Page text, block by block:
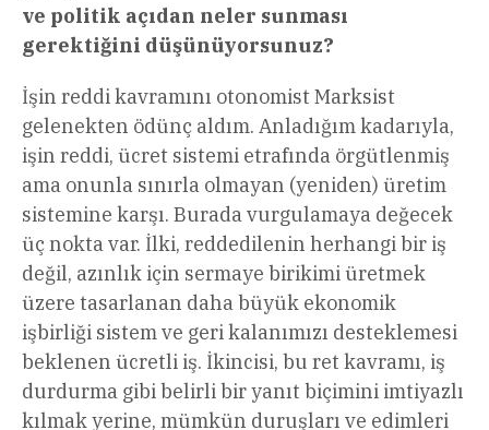
ve politik açıdan neler sunması
gerektiğini düşünüyorsunuz?
İşin reddi kavramını otonomist Marksist
gelenekten ödünç aldım. Anladığım kadarıyla,
işin reddi, ücret sistemi etrafında örgütlenmiş
ama onunla sınırla olmayan (yeniden) üretim
sistemine karşı. Burada vurgulamaya değecek
üç nokta var. İlki, reddedilenin herhangi bir iş
değil, azınlık için sermaye birikimi üretmek
üzere tasarlanan daha büyük ekonomik
işbirliği sistem ve geri kalanımızı desteklemesi
beklenen ücretli iş. İkincisi, bu ret kavramı, iş
durdurma gibi belirli bir yanıt biçimini imtiyazlı
kılmak yerine, mümkün duruşları ve edimleri